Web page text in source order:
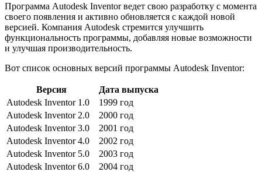
Программа Autodesk Inventor ведет свою разработку с момента
своего появления и активно обновляется с каждой новой
версией. Компания Autodesk стремится улучшить
функциональность программы, добавляя новые возможности
и улучшая производительность.
Вот список основных версий программы Autodesk Inventor:
Версия
Дата выпуска
Autodesk Inventor 1.0
1999 год
Autodesk Inventor 2.0
2000 год
Autodesk Inventor 3.0
2001 год
Autodesk Inventor 4.0
2002 год
Autodesk Inventor 5.0
2003 год
Autodesk Inventor 6.0
2004 год